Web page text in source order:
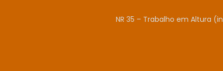
NR 35 – Trabalho em Altura